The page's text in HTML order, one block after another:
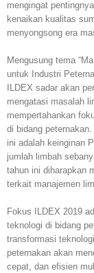
mengingat
kenaikan kualitas
menyongsong era
Mengusung tema
untuk Industri
ILDEX sadar akan
mengatasi masalah
mempertahankan
di bidang
ini adalah keinginan
jumlah limbah
tahun ini diharapkan
terkait manajemen
Fokus ILDEX 2019
teknologi di bidang
transformasi
peternakan akan
cepat, dan efisien